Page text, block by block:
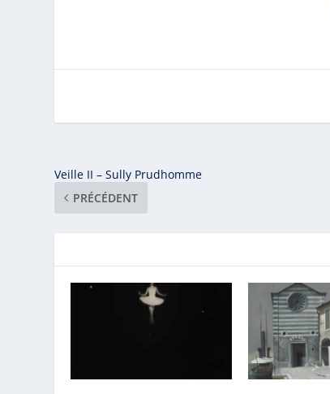
Veille II – Sully Prudhomme
PRÉCÉDENT